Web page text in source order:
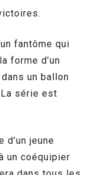
fantôme qui
forme d’un
un ballon
série est
d’un jeune
un coéquipier